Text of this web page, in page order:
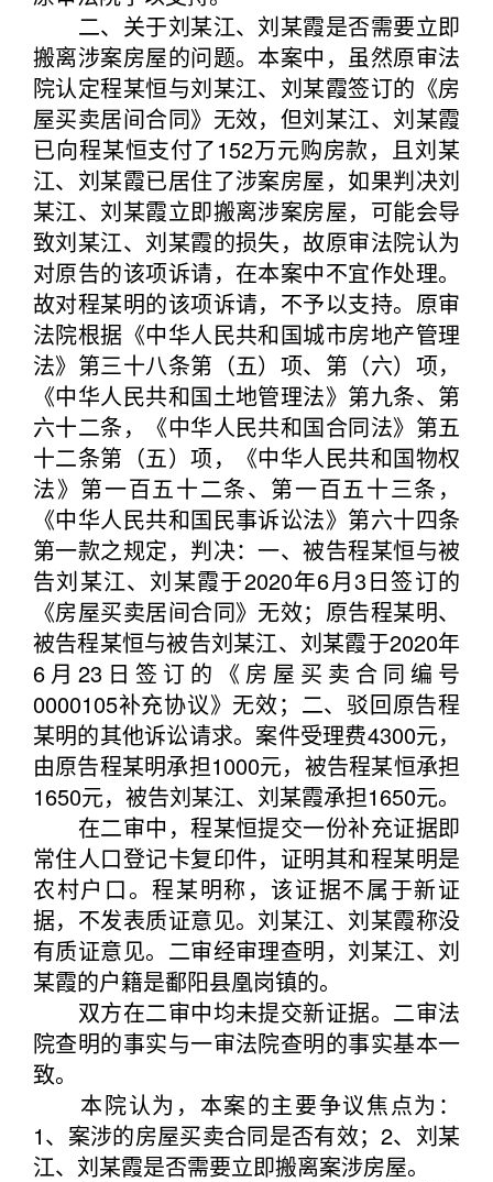
二、关于刘某江、刘某霞是否需要立即
搬离涉案房屋的问题。本案中，虽然原审法
院认定程某恒与刘某江、刘某霞签订的《房
屋买卖居间合同》无效，但刘某江、刘某霞
已向程某恒支付了152万元购房款，且刘某
江、刘某霞已居住了涉案房屋，如果判决刘
某江、刘某霞立即搬离涉案房屋，可能会导
致刘某江、刘某霞的损失，故原审法院认为
对原告的该项诉请，在本案中不宜作处理。
故对程某明的该项诉请，不予以支持。原审
法院根据《中华人民共和国城市房地产管理
法》第三十八条第（五）项、第（六）项，
《中华人民共和国土地管理法》第九条、第
六十二条，《中华人民共和国合同法》第五
十二条第（五）项，《中华人民共和国物权
法》第一百五十二条、第一百五十三条，
《中华人民共和国民事诉讼法》第六十四条
第一款之规定，判决：一、被告程某恒与被
告刘某江、刘某霞于2020年6月3日签订的
《房屋买卖居间合同》无效；原告程某明、
被告程某恒与被告刘某江、刘某霞于2020年
6月23日签订的《房屋买卖合同编号
0000105补充协议》无效；二、驳回原告程
某明的其他诉讼请求。案件受理费4300元，
由原告程某明承担1000元，被告程某恒承担
1650元，被告刘某江、刘某霞承担1650元。
在二审中，程某恒提交一份补充证据即
常住人口登记卡复印件，证明其和程某明是
农村户口。程某明称，该证据不属于新证
据，不发表质证意见。刘某江、刘某霞称没
有质证意见。二审经审理查明，刘某江、刘
某霞的户籍是鄱阳县凰岗镇的。
双方在二审中均未提交新证据。二审法
院查明的事实与一审法院查明的事实基本一
致。
本院认为，本案的主要争议焦点为：
1、案涉的房屋买卖合同是否有效；2、刘某
江、刘某霞是否需要立即搬离案涉房屋。